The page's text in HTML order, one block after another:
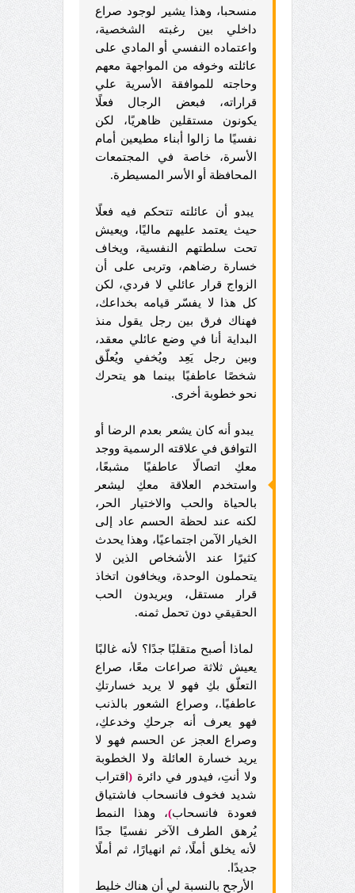
منسحبا، وهذا يشير لوجود صراع
داخلي بين رغبته الشخصية،
واعتماده النفسي أو المادي على
عائلته وخوفه من المواجهة معهم
وحاجته للموافقة الأسرية علي
قراراته، فبعض الرجال فعلًا
يكونون مستقلين ظاهريًا، لكن
نفسيًا ما زالوا أبناء مطيعين أمام
الأسرة، خاصة في المجتمعات
المحافظة أو الأسر المسيطرة.
يبدو أن عائلته تتحكم فيه فعلًا
حيث يعتمد عليهم ماليًا، ويعيش
تحت سلطتهم النفسية، ويخاف
خسارة رضاهم، وتربى على أن
الزواج قرار عائلي لا فردي، لكن
كل هذا لا يفسّر قيامه بخداعك،
فهناك فرق بين رجل يقول منذ
البداية أنا في وضع عائلي معقد،
وبين رجل يَعِد ويُخفي ويُعلّق
شخصًا عاطفيًا بينما هو يتحرك
نحو خطوبة أخرى.
يبدو أنه كان يشعر بعدم الرضا أو
التوافق في علاقته الرسمية ووجد
معكِ اتصالًا عاطفيًا مشبعًا،
واستخدم العلاقة معكِ ليشعر
بالحياة والحب والاختيار الحر،
لكنه عند لحظة الحسم عاد إلى
الخيار الآمن اجتماعيًا، وهذا يحدث
كثيرًا عند الأشخاص الذين لا
يتحملون الوحدة، ويخافون اتخاذ
قرار مستقل، ويريدون الحب
الحقيقي دون تحمل ثمنه.
لماذا أصبح متقلبًا جدًا؟ لأنه غالبًا
يعيش ثلاثة صراعات معًا، صراع
التعلّق بكِ فهو لا يريد خسارتكِ
عاطفيًا.، وصراع الشعور بالذنب
فهو يعرف أنه جرحكِ وخدعكِ،
وصراع العجز عن الحسم فهو لا
يريد خسارة العائلة ولا الخطوبة
ولا أنتِ، فيدور في دائرة ( اقتراب
شديد فخوف فانسحاب فاشتياق
فعودة فانسحاب)، وهذا النمط
يُرهق الطرف الآخر نفسيًا جدًا
لأنه يخلق أملًا، ثم انهيارًا، ثم أملًا
جديدًا.
الأرجح بالنسبة لي أن هناك خليط